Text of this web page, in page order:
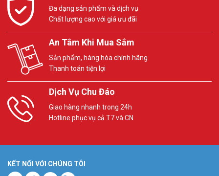
Đa dạng sản phẩm và dịch vụ
Chất lượng cao với giá ưu đãi
An Tâm Khi Mua Sắm
Sản phẩm, hàng hóa chính hãng
Thanh toán tiện lợi
Dịch Vụ Chu Đáo
Giao hàng nhanh trong 24h
Hotline phục vụ cả T7 và CN
KẾT NỐI VỚI CHÚNG TÔI